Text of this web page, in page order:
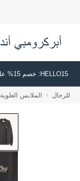
HELLO15: خصم 15% على الطلب الأول عند استخدام الكود | توصيل مجاني على جميع الطلبات بقيمة 500 ريال سعودي أو أكثر | اشترِ الآن وادفع لاحقًا عبر تابي وتمارا
للرجال الملابس العلوية